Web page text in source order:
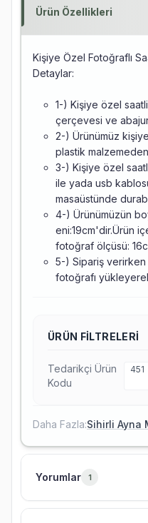
Ürün Özellikleri
Kişiye Özel Fotoğraflı
Detaylar:
1-) Kişiye özel
çerçevesi ve
2-) Ürünümüz
plastik
3-) Kişiye özel
ile yada usb kablosu
masaüstünde
4-) Ürünümüzün
eni:19cm'dir.Ürün
fotoğraf ölçüsü:
5-) Sipariş verirken
fotoğrafı
ÜRÜN FILTRELERI
Tedarikçi Ürün
Kodu
451
Daha Fazla:Sihirli Ayna
Yorumlar 1